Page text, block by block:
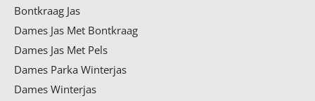
Bontkraag Jas
Dames Jas Met Bontkraag
Dames Jas Met Pels
Dames Parka Winterjas
Dames Winterjas